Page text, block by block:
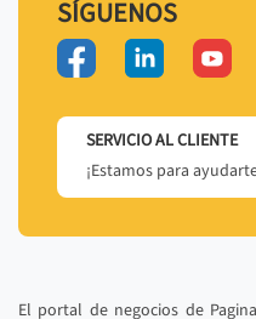
SÍGUENOS
SERVICIO AL CLIENTE
¡Estamos para
El portal de negocios de